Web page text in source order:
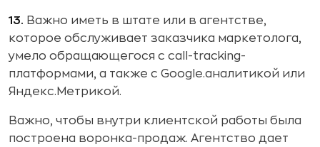
13. Важно иметь в штате или в агентстве,
которое обслуживает заказчика маркетолога,
умело обращающегося с call-tracking-
платформами, а также с Google.аналитикой или
Яндекс.Метрикой.
Важно, чтобы внутри клиентской работы была
построена воронка-продаж. Агентство дает